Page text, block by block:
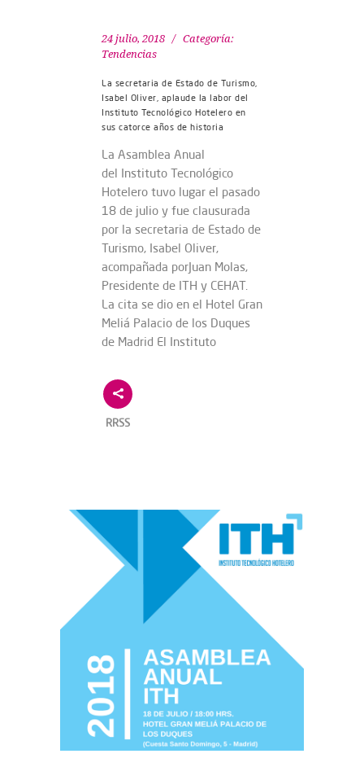
24 julio, 2018
Categoría:
Tendencias
La secretaria de Estado de Turismo,
Isabel Oliver, aplaude la labor del
Instituto Tecnológico Hotelero en
sus catorce años de historia
La Asamblea Anual
del Instituto Tecnológico
Hotelero tuvo lugar el pasado
18 de julio y fue clausurada
por la secretaria de Estado de
Turismo, Isabel Oliver,
acompañada porJuan Molas,
Presidente de ITH y CEHAT.
La cita se dio en el Hotel Gran
Meliá Palacio de los Duques
de Madrid El Instituto
RRSS